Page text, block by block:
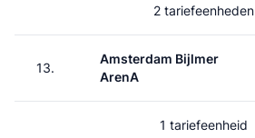
2 tariefeenheden
13.
Amsterdam Bijlmer
ArenA
1 tariefeenheid